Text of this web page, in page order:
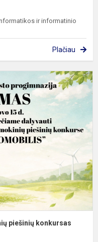
ir informatinio
Plačiau
piešinių konkursas